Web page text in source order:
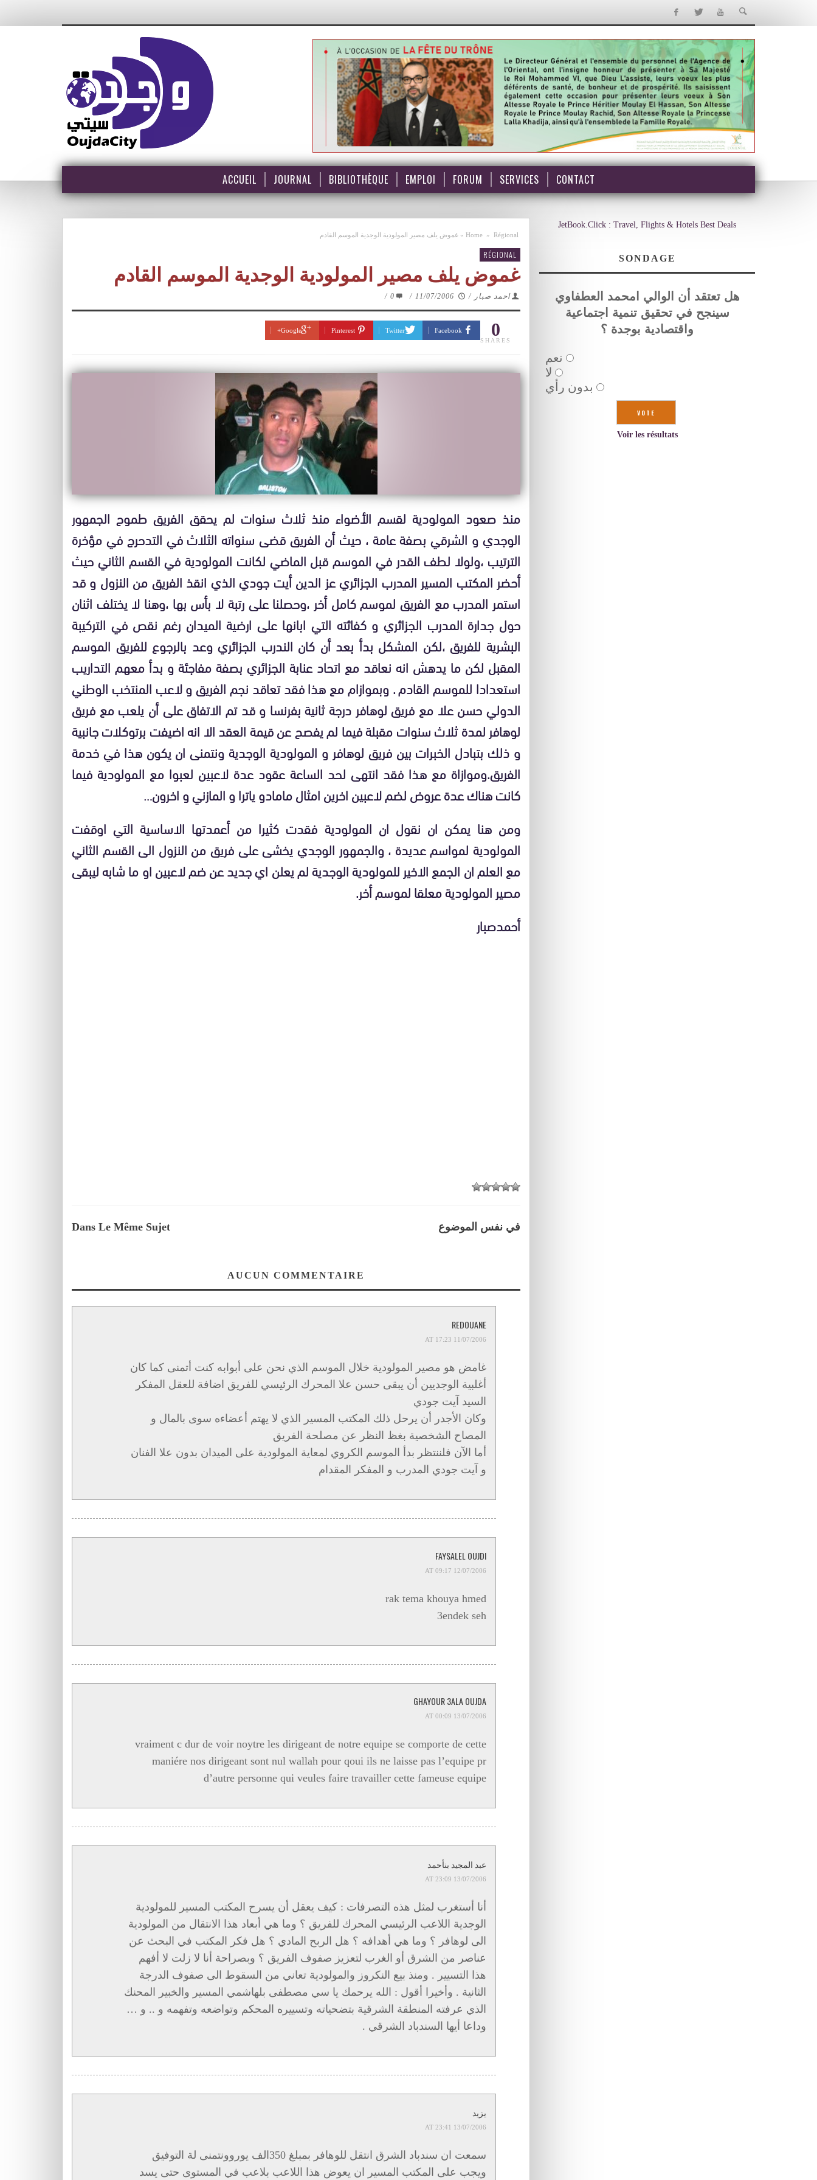
ACCUEIL JOURNAL BIBLIOTHÈQUE EMPLOI FORUM SERVICES CONTACT
Home » Régional
» غموض يلف مصير المولودية الوجدية الموسم القادم
RÉGIONAL
غموض يلف مصير المولودية الوجدية الموسم القادم
احمد صبار /
11/07/2006
/
0
/
0
SHARES
Facebook
Twitter
Pinterest
Google+
منذ صعود المولودية لقسم الأضواء منذ ثلاث سنوات لم يحقق الفريق طموح الجمهور
الوجدي و الشرقي بصفة عامة ، حيث أن الفريق قضى سنواته الثلاث في التدحرج في مؤخرة
الترتيب ،ولولا لطف القدر في الموسم قبل الماضي لكانت المولودية في القسم الثاني حيث
أحضر المكتب المسير المدرب الجزائري عز الدين أيت جودي الذي انقذ الفريق من النزول و قد
استمر المدرب مع الفريق لموسم كامل أخر ،وحصلنا على رتبة لا بأس بها ،وهنا لا يختلف اثنان
حول جدارة المدرب الجزائري و كفائته التي ابانها على ارضية الميدان رغم نقص في التركيبة
البشرية للفريق ،لكن المشكل بدأ بعد أن كان الندرب الجزائري وعد بالرجوع للفريق الموسم
المقبل لكن ما يدهش انه نعاقد مع اتحاد عنابة الجزائري بصفة مفاجئة و بدأ معهم التداريب
استعدادا للموسم القادم . وبموازام مع هذا فقد تعاقد نجم الفريق و لاعب المنتخب الوطني
الدولي حسن علا مع فريق لوهافر درجة ثانية بفرنسا و قد تم الاتفاق على أن يلعب مع فريق
لوهافر لمدة ثلاث سنوات مقبلة فيما لم يفصح عن قيمة العقد الا انه اضيفت برتوكلات جانبية
و ذلك بتبادل الخبرات بين فريق لوهافر و المولودية الوجدية ونتمنى ان يكون هذا في خدمة
الفريق.وموازاة مع هذا فقد انتهى لحد الساعة عقود عدة لاعبين لعبوا مع المولودية فيما
كانت هناك عدة عروض لضم لاعبين اخرين امثال مامادو ياترا و المازني و اخرون…
ومن هنا يمكن ان نقول ان المولودية فقدت كثيرا من أعمدتها الاساسية التي اوقفت
المولودية لمواسم عديدة ، والجمهور الوجدي يخشى على فريق من النزول الى القسم الثاني
مع العلم ان الجمع الاخير للمولودية الوجدية لم يعلن اي جديد عن ضم لاعبين او ما شابه ليبقى
مصير المولودية معلقا لموسم أخر.
أحمدصبار
Dans Le Même Sujet في نفس الموضوع
AUCUN COMMENTAIRE
REDOUANE
11/07/2006 AT 17:23
غامض هو مصير المولودية خلال الموسم الذي نحن على أبوابه كنت أتمنى كما كان
أغلبية الوجديين أن يبقى حسن علا المحرك الرئيسي للفريق اضافة للعقل المفكر
السيد آيت جودي
وكان الأجدر أن يرحل ذلك المكتب المسير الذي لا يهتم أعضاءه سوى بالمال و
المصاح الشخصية بغظ النظر عن مصلحة الفريق
أما الآن فلننتظر بدأ الموسم الكروي لمعاية المولودية على الميدان بدون علا الفنان
و آيت جودي المدرب و المفكر المقدام
FAYSALEL OUJDI
12/07/2006 AT 09:17
rak tema khouya hmed
3endek seh
GHAYOUR 3ALA OUJDA
13/07/2006 AT 00:09
vraiment c dur de voir noytre les dirigeant de notre equipe se comporte de cette
maniére nos dirigeant sont nul wallah pour qoui ils ne laisse pas l’equipe pr
d’autre personne qui veules faire travailler cette fameuse equipe
عبد المجيد بنأحمد
13/07/2006 AT 23:09
أنا أستغرب لمثل هذه التصرفات : كيف يعقل أن يسرح المكتب المسير للمولودية
الوجدية اللاعب الرئيسي المحرك للفريق ؟ وما هي أبعاد هذا الانتقال من المولودية
الى لوهافر ؟ وما هي أهدافه ؟ هل الربح المادي ؟ هل فكر المكتب في البحث عن
عناصر من الشرق أو الغرب لتعزيز صفوف الفريق ؟ وبصراحة أنا لا زلت لا أفهم
هذا التسيير . ومنذ بيع النكروز والمولودية تعاني من السقوط الى صفوف الدرجة
الثانية . وأخيرا أقول : الله يرحمك يا سي مصطفى بلهاشمي المسير والخبير المحنك
الذي عرفته المنطقة الشرقية بتضحياته وتسييره المحكم وتواضعه وتفهمه و .. و …
وداعا أيها السندباد الشرقي .
يزيد
13/07/2006 AT 23:41
سمعت ان سندباد الشرق انتقل للوهافر بمبلغ 350الف يوروونتمنى لة التوفيق
ويجب على المكتب المسير ان يعوض هذا اللاعب بلاعب في المستوى حتى يسد
JetBook.Click : Travel, Flights & Hotels Best Deals
SONDAGE
هل تعتقد أن الوالي امحمد العطفاوي
سينجح في تحقيق تنمية اجتماعية
واقتصادية بوجدة ؟
نعم
لا
بدون رأي
Voir les résultats